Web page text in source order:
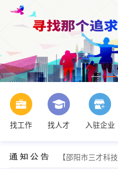
找工作 找人才 入驻企业
范金 发布 [形体
【邵阳市三才科